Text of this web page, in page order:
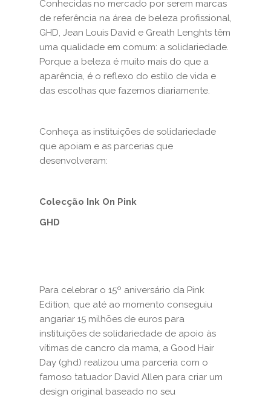
Conhecidas no mercado por serem marcas
de referência na área de beleza profissional,
GHD, Jean Louis David e Greath Lenghts têm
uma qualidade em comum: a solidariedade.
Porque a beleza é muito mais do que a
aparência, é o reflexo do estilo de vida e
das escolhas que fazemos diariamente.
Conheça as instituições de solidariedade
que apoiam e as parcerias que
desenvolveram:
Colecção Ink On Pink
GHD
Para celebrar o 15º aniversário da Pink
Edition, que até ao momento conseguiu
angariar 15 milhões de euros para
instituições de solidariedade de apoio às
vítimas de cancro da mama, a Good Hair
Day (ghd) realizou uma parceria com o
famoso tatuador David Allen para criar um
design original baseado no seu